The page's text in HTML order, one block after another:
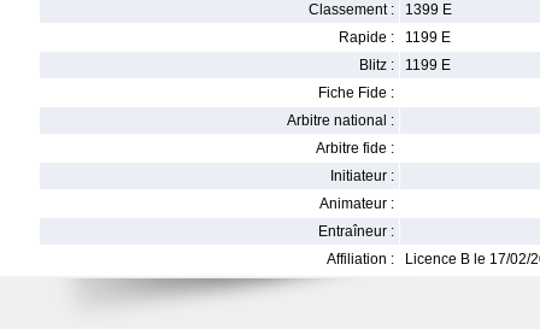
Classement :
1399 E
Rapide :
1199 E
Blitz :
1199 E
Fiche Fide :
Arbitre national :
Arbitre fide :
Initiateur :
Animateur :
Entraîneur :
Affiliation :
Licence B le 17/02/